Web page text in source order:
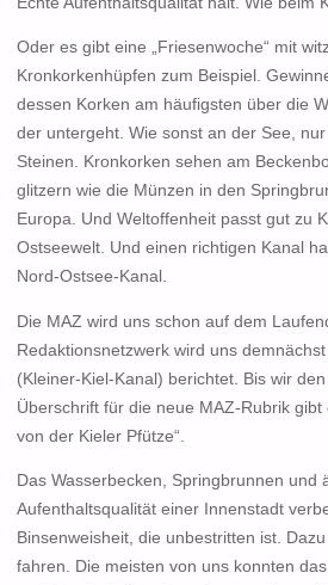
Oder es gibt eine „Friesenwoche“ mit
Kronkorkenhüpfen zum Beispiel.
dessen Korken am häufigsten über die
der untergeht. Wie sonst an der See,
Steinen. Kronkorken sehen am
glitzern wie die Münzen in den
Europa. Und Weltoffenheit passt gut zu
Ostseewelt. Und einen richtigen Kanal
Nord-Ostsee-Kanal.
Die MAZ wird uns schon auf dem
Redaktionsnetzwerk wird uns
(Kleiner-Kiel-Kanal) berichtet. Bis wir
Überschrift für die neue MAZ-Rubrik gibt
von der Kieler Pfütze“.
Das Wasserbecken, Springbrunnen und
Aufenthaltsqualität einer Innenstadt
Binsenweisheit, die unbestritten ist.
fahren. Die meisten von uns konnten